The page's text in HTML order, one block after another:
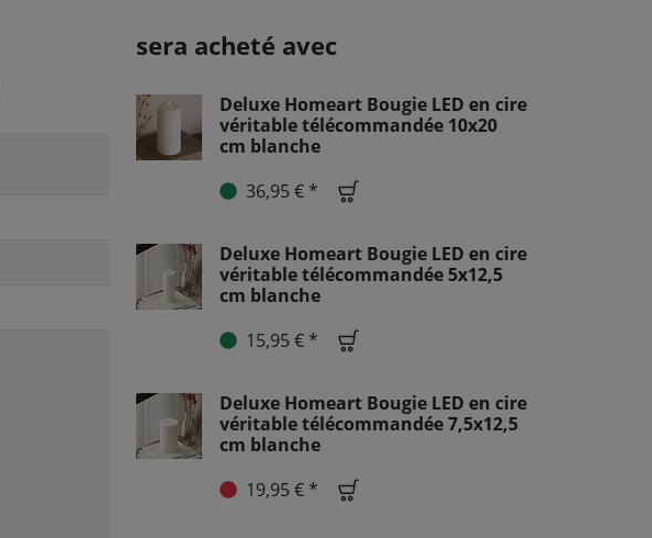
sera acheté avec
Deluxe Homeart Bougie LED en cire
véritable télécommandée 10x20
cm blanche
36,95 € *
Deluxe Homeart Bougie LED en cire
véritable télécommandée 5x12,5
cm blanche
15,95 € *
Deluxe Homeart Bougie LED en cire
véritable télécommandée 7,5x12,5
cm blanche
19,95 € *